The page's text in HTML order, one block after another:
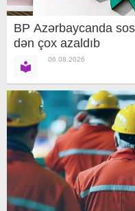
BP Azərbaycanda
dən çox azaldıb
06.08.2026